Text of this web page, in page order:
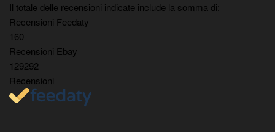
Il totale delle recensioni indicate include la somma di:
Recensioni Feedaty
160
Recensioni Ebay
129292
Recensioni